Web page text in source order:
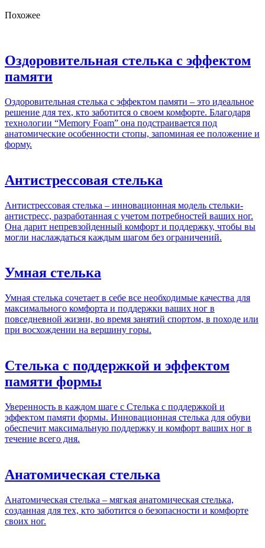
Похожее
Оздоровительная стелька с эффектом
памяти
Оздоровительная стелька с эффектом памяти – это идеальное
решение для тех, кто заботится о своем комфорте. Благодаря
технологии “Memory Foam” она подстраивается под
анатомические особенности стопы, запоминая ее положение и
форму.
Антистрессовая стелька
Антистрессовая стелька – инновационная модель стельки-
антистресс, разработанная с учетом потребностей ваших ног.
Она дарит непревзойденный комфорт и поддержку, чтобы вы
могли наслаждаться каждым шагом без ограничений.
Умная стелька
Умная стелька сочетает в себе все необходимые качества для
максимального комфорта и поддержки ваших ног в
повседневной жизни, во время занятий спортом, в походе или
при восхождении на вершину горы.
Стелька с поддержкой и эффектом
памяти формы
Уверенность в каждом шаге с Стелька с поддержкой и
эффектом памяти формы. Инновационная стелька для обуви
обеспечит максимальную поддержку и комфорт ваших ног в
течение всего дня.
Анатомическая стелька
Анатомическая стелька – мягкая анатомическая стелька,
созданная для тех, кто заботится о безопасности и комфорте
своих ног.